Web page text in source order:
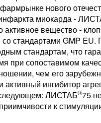
нового
миокарда -
активное вещество -
стандартами GMP
стандартам, что
при сопоставимом
чем его
активный ингибитор
следующем: ЛИСТАБ®75
к